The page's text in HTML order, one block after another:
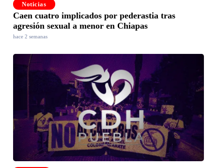
Noticias
Caen cuatro implicados por pederastia tras
agresión sexual a menor en Chiapas
hace 2 semanas